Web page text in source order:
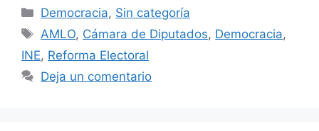
Democracia, Sin categoría
AMLO, Cámara de Diputados, Democracia,
INE, Reforma Electoral
Deja un comentario